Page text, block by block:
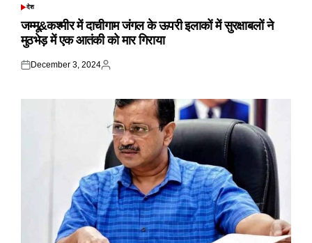
POSTED
देश
जम्मू&कश्मीर में दाचीगाम जंगल के ऊपरी इलाकों में सुरक्षाबलों ने
मुठभेड़ में एक आतंकी को मार गिराया
Posted
December 3, 2024
Posted